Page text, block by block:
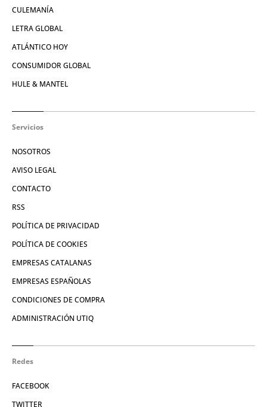
CULEMANÍA
LETRA GLOBAL
ATLÁNTICO HOY
CONSUMIDOR GLOBAL
HULE & MANTEL
Servicios
NOSOTROS
AVISO LEGAL
CONTACTO
RSS
POLÍTICA DE PRIVACIDAD
POLÍTICA DE COOKIES
EMPRESAS CATALANAS
EMPRESAS ESPAÑOLAS
CONDICIONES DE COMPRA
ADMINISTRACIÓN UTIQ
Redes
FACEBOOK
TWITTER